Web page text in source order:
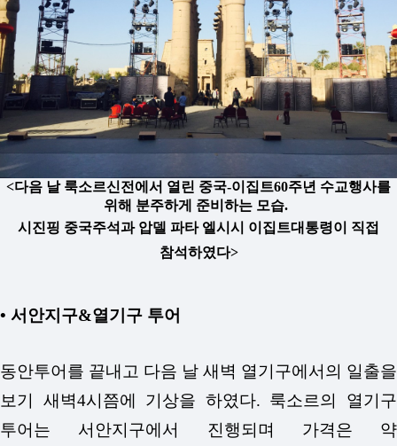
<다음 날 룩소르신전에서 열린 중국-이집트60주년 수교행사를
위해 분주하게 준비하는 모습.
시진핑 중국주석과 압델 파타 엘시시 이집트대통령이 직접
참석하였다>
• 서안지구&열기구 투어
동안투어를 끝내고 다음 날 새벽 열기구에서의 일출을
보기 새벽4시쯤에 기상을 하였다. 룩소르의 열기구
투어는 서안지구에서 진행되며 가격은 약